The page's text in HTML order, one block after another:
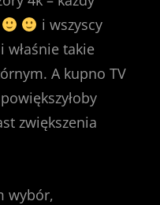
i wszyscy
właśnie takie
A kupno TV
zwiększenia
wybór,